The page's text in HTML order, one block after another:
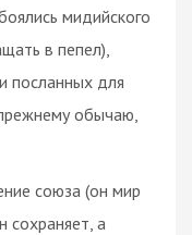
мидийского
в пепел),
посланных для
обычаю,
союза (он мир
сохраняет, а